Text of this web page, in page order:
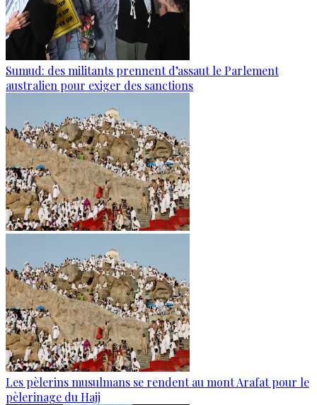
Sumud: des militants prennent d’assaut le Parlement
australien pour exiger des sanctions
Les pèlerins musulmans se rendent au mont Arafat pour le
pèlerinage du Hajj